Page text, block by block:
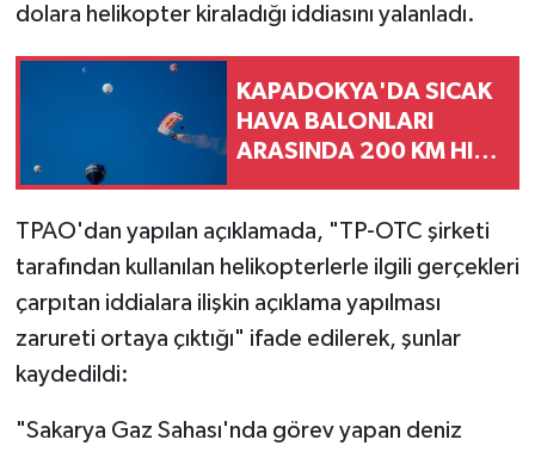
dolara helikopter kiraladığı iddiasını yalanladı.
KAPADOKYA'DA SICAK
HAVA BALONLARI
ARASINDA 200 KM HIZ
TPAO'dan yapılan açıklamada, "TP-OTC şirketi
tarafından kullanılan helikopterlerle ilgili gerçekleri
çarpıtan iddialara ilişkin açıklama yapılması
zarureti ortaya çıktığı" ifade edilerek, şunlar
kaydedildi:
"Sakarya Gaz Sahası'nda görev yapan deniz